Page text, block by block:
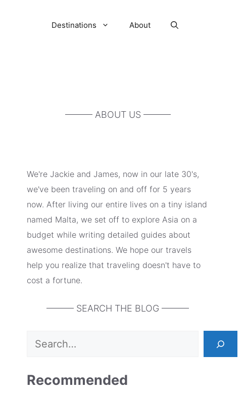
Destinations About
——— ABOUT US ———
We're Jackie and James, now in our late 30's,
we've been traveling on and off for 5 years
now. After living our entire lives on a tiny island
named Malta, we set off to explore Asia on a
budget while writing detailed guides about
awesome destinations. We hope our travels
help you realize that traveling doesn't have to
cost a fortune.
——— SEARCH THE BLOG ———
Search
Recommended